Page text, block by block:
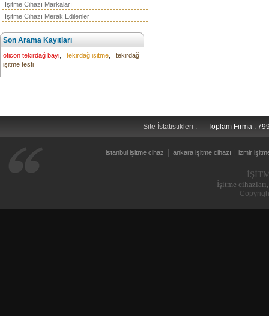
İşitme Cihazı Markaları
İşitme Cihazı Merak Edilenler
Son Arama Kayıtları
oticon tekirdağ bayi tekirdağ işitme
teki̇rdağ
i̇şi̇tme testi̇
Site İstatistikleri : Toplam Firma :
istanbul işitme cihazı ankara işitme cihazı izmir
İşitme